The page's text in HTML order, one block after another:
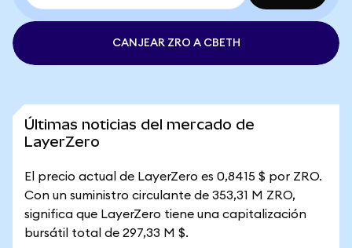
CANJEAR ZRO A CBETH
Últimas noticias del mercado de
LayerZero
El precio actual de LayerZero es 0,8415 $ por ZRO.
Con un suministro circulante de 353,31 M ZRO,
significa que LayerZero tiene una capitalización
bursátil total de 297,33 M $.